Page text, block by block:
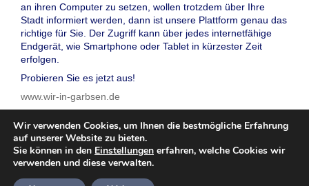
an ihren Computer zu setzen, wollen trotzdem über Ihre
Stadt informiert werden, dann ist unsere Plattform genau das
richtige für Sie. Der Zugriff kann über jedes internetfähige
Endgerät, wie Smartphone oder Tablet in kürzester Zeit
erfolgen.
Probieren Sie es jetzt aus!
www.wir-in-garbsen.de
© 2026 wir in garbsen, Inc. Alle Rechte vorbehalten
Wir verwenden Cookies, um Ihnen die bestmögliche Erfahrung
auf unserer Website zu bieten.
Sie können in den Einstellungen erfahren, welche Cookies wir
verwenden und diese verwalten.